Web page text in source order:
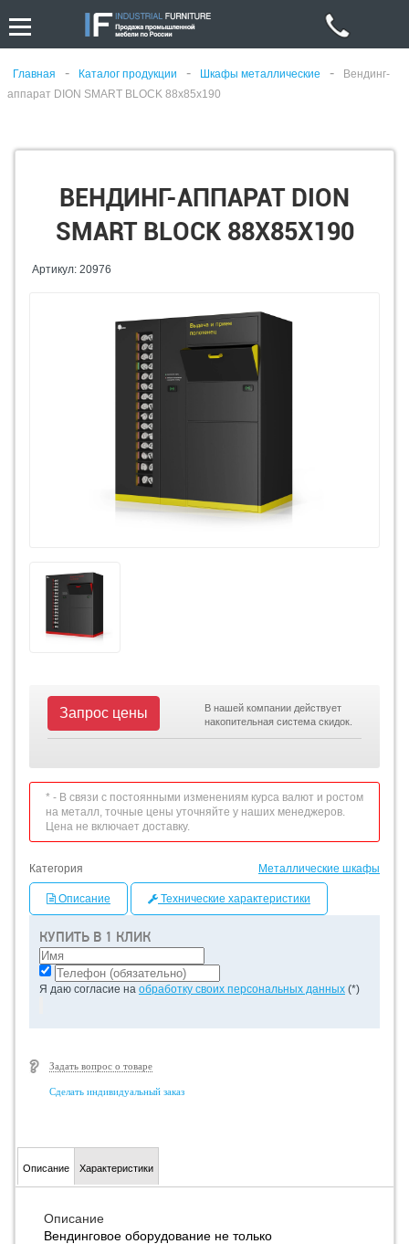
Главная - Каталог продукции - Шкафы металлические -
Вендинг-
аппарат DION SMART BLOCK 88х85х190
ВЕНДИНГ-АППАРАТ DION
SMART BLOCK 88Х85Х190
Артикул: 20976
КУПИТЬ В 1 КЛИК
Я даю согласие на обработку своих персональных данных (*)
Задать вопрос о товаре
Сделать индивидуальный заказ
Запрос цены
В нашей компании действует
накопительная система скидок.
* - В связи с постоянными изменениям курса валют и ростом
на металл, точные цены уточняйте у наших менеджеров.
Цена не включает доставку.
Категория Металлические шкафы
Описание Технические характеристики
Описание Характеристики
Описание
Вендинговое оборудование не только